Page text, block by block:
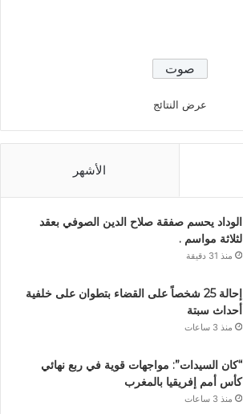
عرض النتائج
الأشهر
الوداد يحسم صفقة صلاح الدين الصوفي بعقد
لثلاثة مواسم .
منذ 31 دقيقة
إحالة 25 شخصاً على القضاء بتطوان على خلفية
أحداث سبتة
منذ 3 ساعات
“كان السيدات”: مواجهات قوية في ربع نهائي
كأس أمم إفريقيا بالمغرب
منذ 3 ساعات